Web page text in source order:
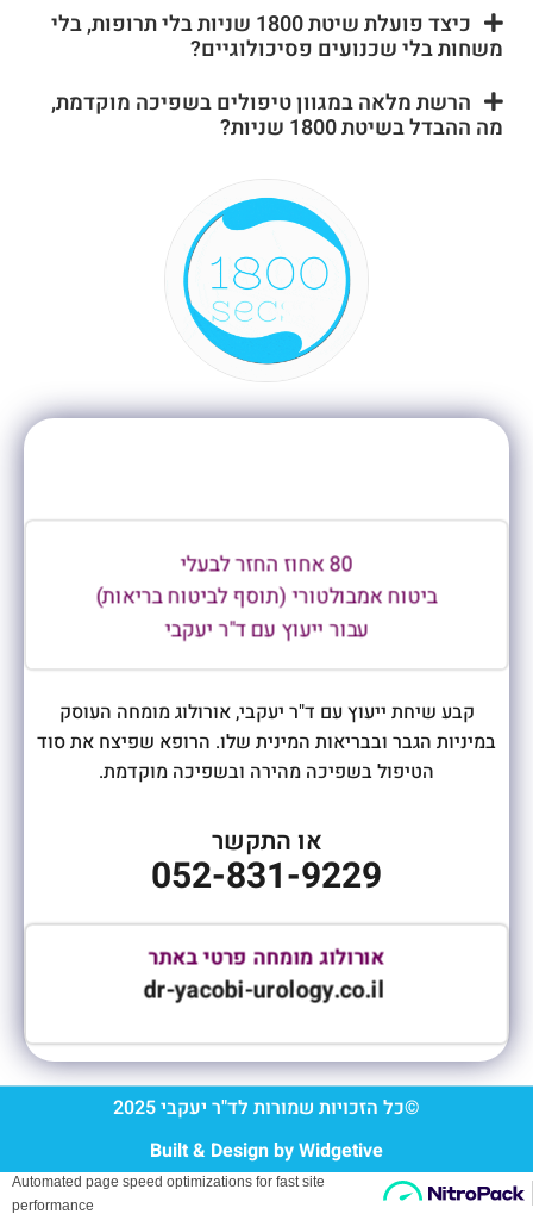
כיצד פועלת שיטת 1800 שניות בלי תרופות, בלי
משחות בלי שכנועים פסיכולוגיים?
הרשת מלאה במגוון טיפולים בשפיכה מוקדמת,
מה ההבדל בשיטת 1800 שניות?
80 אחוז החזר לבעלי
ביטוח אמבולטורי (תוסף לביטוח בריאות)
עבור ייעוץ עם ד"ר יעקבי
קבע שיחת ייעוץ עם ד"ר יעקבי, אורולוג מומחה העוסק
במיניות הגבר ובבריאות המינית שלו. הרופא שפיצח את סוד
הטיפול בשפיכה מהירה ובשפיכה מוקדמת.
או התקשר
052-831-9229
אורולוג מומחה פרטי באתר
dr-yacobi-urology.co.il
©כל הזכויות שמורות לד"ר יעקבי 2025
Built & Design by Widgetive